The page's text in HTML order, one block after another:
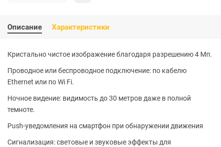
Описание Характеристики
Кристально чистое изображение благодаря разрешению 4 Мп.
Проводное или беспроводное подключение: по кабелю
Ethernet или по Wi Fi.
Ночное видение: видимость до 30 метров даже в полной
темноте.
Push-уведомления на смартфон при обнаружении движения
Сигнализация: световые и звуковые эффекты для